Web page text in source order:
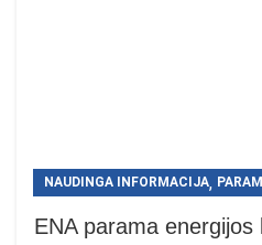
NAUDINGA INFORMACIJA,
ENA parama